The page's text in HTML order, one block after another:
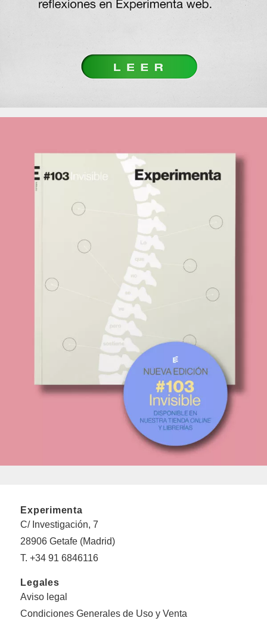
Experimenta
C/ Investigación, 7
28906 Getafe (Madrid)
T. +34 91 6846116
Legales
Aviso legal
Condiciones Generales de Uso y Venta